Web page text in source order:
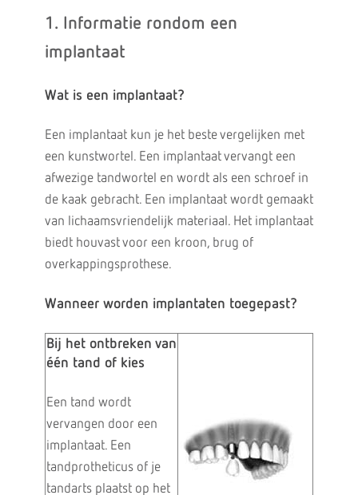
1. Informatie rondom een
implantaat
Wat is een implantaat?
Een implantaat kun je het beste vergelijken met
een kunstwortel. Een implantaat vervangt een
afwezige tandwortel en wordt als een schroef in
de kaak gebracht. Een implantaat wordt gemaakt
van lichaamsvriendelijk materiaal. Het implantaat
biedt houvast voor een kroon, brug of
overkappingsprothese.
Wanneer worden implantaten toegepast?
Bij het ontbreken van
één tand of kies
Een tand wordt
vervangen door een
implantaat. Een
tandprotheticus of je
tandarts plaatst op het